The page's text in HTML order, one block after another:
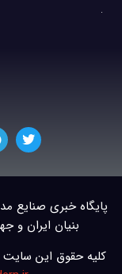
پایگاه خبری صنایع
بنیان ایران و
کلیه حقوق این سایت